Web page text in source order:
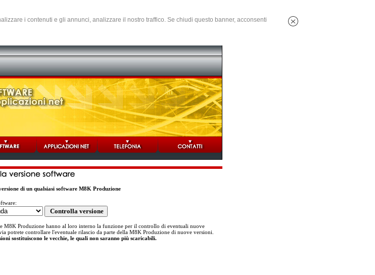
i contenuti e gli annunci, analizzare il nostro traffico. Se chiudi questo banner, acconsenti
di un qualsiasi software M8K Produzione
M8K Produzione hanno al loro interno la funzione per il controllo di eventuali nuove
potrete controllare l'eventuale rilascio da parte della M8K Produzione di nuove versioni.
sostituiscono le vecchie, le quali non saranno più scaricabili.